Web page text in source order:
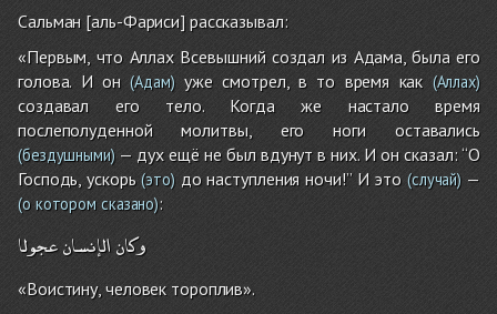
Сальман [аль-Фариси] рассказывал:
«Первым, что Аллах Всевышний создал из Адама, была его
голова. И он(Адам)уже смотрел, в то время как (Аллах)
создавал его тело. Когда же настало время
послеполуденной молитвы, его ноги оставались
(бездушными)— дух ещё не был вдунут в них. И он сказал: “О
Господь, ускорь(это)до наступления ночи!” И это (случай) —
(о котором сказано):
وكانالإنسانعجولا
«Воистину, человек тороплив».